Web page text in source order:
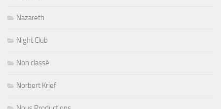
Nazareth
Night Club
Non classé
Norbert Krief